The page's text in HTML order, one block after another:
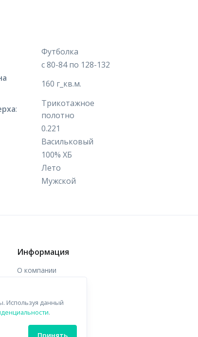
Футболка
с 80-84 по 128-132
160 г_кв.м.
:
Трикотажное
полотно
0.221
Васильковый
100% ХБ
Лето
Мужской
Информация
О компании
Контакты
Используя данный
.